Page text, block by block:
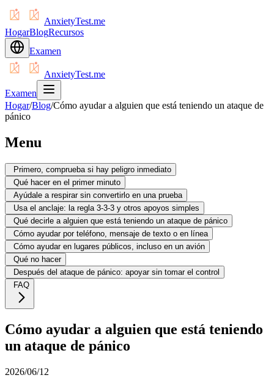
AnxietyTest.me
HogarBlogRecursos
Examen
AnxietyTest.me
Examen
Hogar/Blog/Cómo ayudar a alguien que está teniendo un ataque de
pánico
Menu
Primero, comprueba si hay peligro inmediato
Qué hacer en el primer minuto
Ayúdale a respirar sin convertirlo en una prueba
Usa el anclaje: la regla 3-3-3 y otros apoyos simples
Qué decirle a alguien que está teniendo un ataque de pánico
Cómo ayudar por teléfono, mensaje de texto o en línea
Cómo ayudar en lugares públicos, incluso en un avión
Qué no hacer
Después del ataque de pánico: apoyar sin tomar el control
FAQ
Cómo ayudar a alguien que está teniendo
un ataque de pánico
2026/06/12